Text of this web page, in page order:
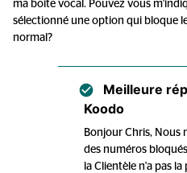
ma boite vocal. Pouvez vous
sélectionné une option qui bloque
normal?
Meilleure
Koodo
Bonjour Chris, Nous
des numéros
la Clientèle n'a pas